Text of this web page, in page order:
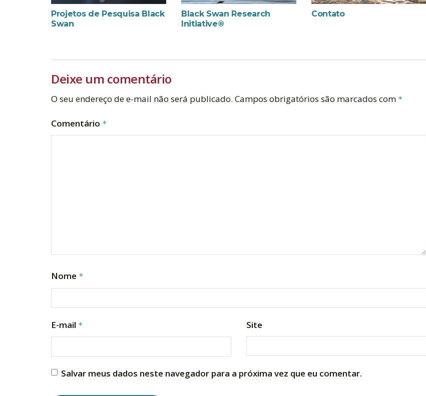
Projetos de Pesquisa Black
Swan
Black Swan Research
Initiative®
Contato
Deixe um comentário
O seu endereço de e-mail não será publicado. Campos obrigatórios são marcados com *
Comentário *
Nome *
E-mail * Site
Salvar meus dados neste navegador para a próxima vez que eu comentar.